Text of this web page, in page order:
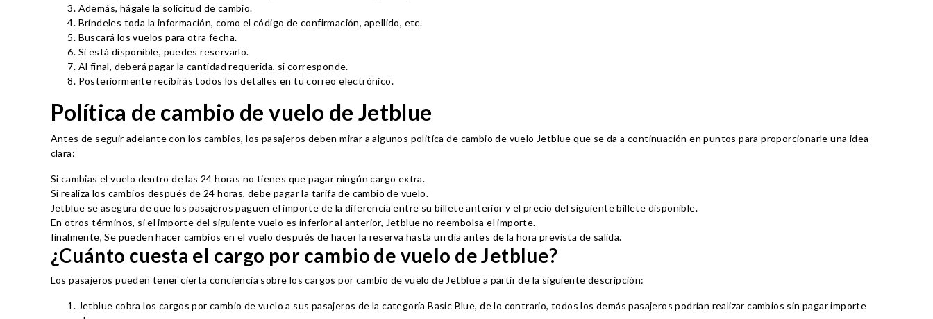
Además, hágale la solicitud de cambio.
Bríndeles toda la información, como el código de confirmación, apellido, etc.
Buscará los vuelos para otra fecha.
Si está disponible, puedes reservarlo.
Al final, deberá pagar la cantidad requerida, si corresponde.
Posteriormente recibirás todos los detalles en tu correo electrónico.
Política de cambio de vuelo de Jetblue
Antes de seguir adelante con los cambios, los pasajeros deben mirar a algunos politíca de cambio de vuelo Jetblue que se da a continuación en puntos para proporcionarle una idea
clara:
Si cambias el vuelo dentro de las 24 horas no tienes que pagar ningún cargo extra.
Si realiza los cambios después de 24 horas, debe pagar la tarifa de cambio de vuelo.
Jetblue se asegura de que los pasajeros paguen el importe de la diferencia entre su billete anterior y el precio del siguiente billete disponible.
En otros términos, si el importe del siguiente vuelo es inferior al anterior, Jetblue no reembolsa el importe.
finalmente, Se pueden hacer cambios en el vuelo después de hacer la reserva hasta un día antes de la hora prevista de salida.
¿Cuánto cuesta el cargo por cambio de vuelo de Jetblue?
Los pasajeros pueden tener cierta conciencia sobre los cargos por cambio de vuelo de Jetblue a partir de la siguiente descripción:
Jetblue cobra los cargos por cambio de vuelo a sus pasajeros de la categoría Basic Blue, de lo contrario, todos los demás pasajeros podrían realizar cambios sin pagar importe